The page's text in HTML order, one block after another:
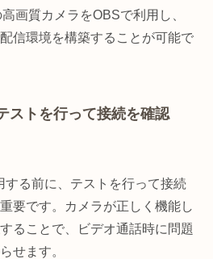
画質カメラをOBSで利用し、
信環境を構築することが可能で
ストを行って接続を確認
する前に、テストを行って接続
要です。カメラが正しく機能し
ることで、ビデオ通話時に問題
せます。